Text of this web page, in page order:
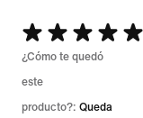
Se
calificó
con
5
¿Cómo te quedó
este
producto?: Queda